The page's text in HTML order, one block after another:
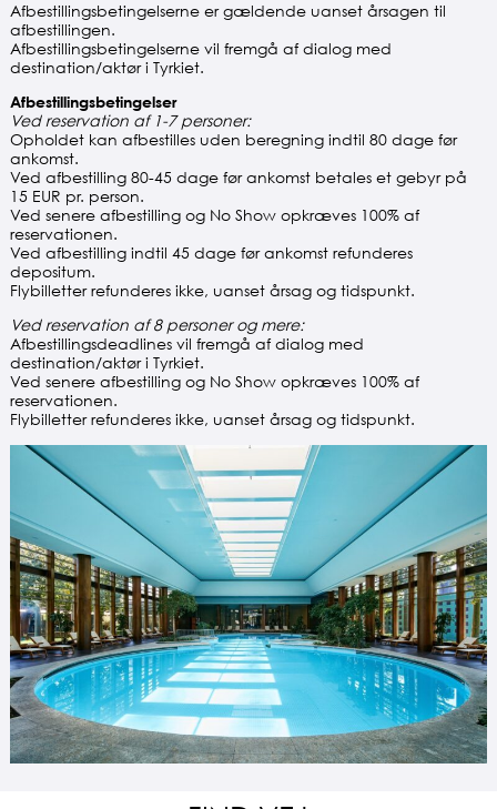
Afbestillingsbetingelserne er gældende uanset årsagen til
afbestillingen.
Afbestillingsbetingelserne vil fremgå af dialog med
destination/aktør i Tyrkiet.
Afbestillingsbetingelser
Ved reservation af 1-7 personer:
Opholdet kan afbestilles uden beregning indtil 80 dage før
ankomst.
Ved afbestilling 80-45 dage før ankomst betales et gebyr på
15 EUR pr. person.
Ved senere afbestilling og No Show opkræves 100% af
reservationen.
Ved afbestilling indtil 45 dage før ankomst refunderes
depositum.
Flybilletter refunderes ikke, uanset årsag og tidspunkt.
Ved reservation af 8 personer og mere:
Afbestillingsdeadlines vil fremgå af dialog med
destination/aktør i Tyrkiet.
Ved senere afbestilling og No Show opkræves 100% af
reservationen.
Flybilletter refunderes ikke, uanset årsag og tidspunkt.